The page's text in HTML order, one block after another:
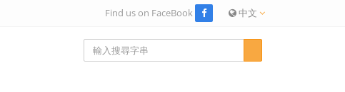
中文
Find us on FaceBook